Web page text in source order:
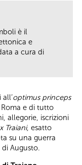
è il
e
a cura di
optimus princeps
e di tutto
allegorie, iscrizioni
Traiani, esatto
su una guerra
Augusto.